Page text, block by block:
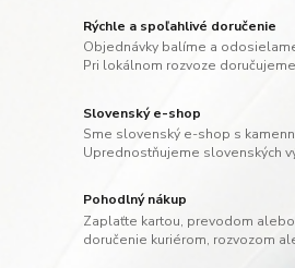
Rýchle a spoľahlivé doručenie
Objednávky balíme a
Pri lokálnom rozvoze
Slovenský e-shop
Sme slovenský e-shop s
Uprednostňujeme slovenských
Pohodlný nákup
Zaplaťte kartou, prevodom
doručenie kuriérom, rozvozom